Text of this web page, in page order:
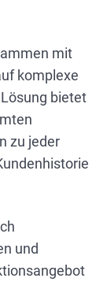
mit
komplexe
bietet
zu jeder
und